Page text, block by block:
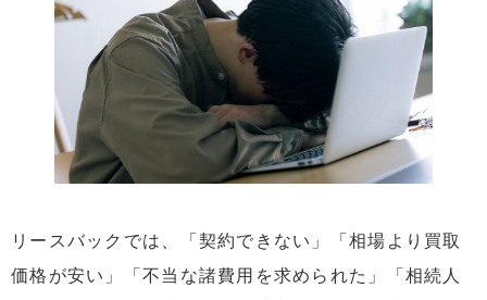
リースバックでは、「契約できない」「相場より買取
価格が安い」「不当な諸費用を求められた」「相続人